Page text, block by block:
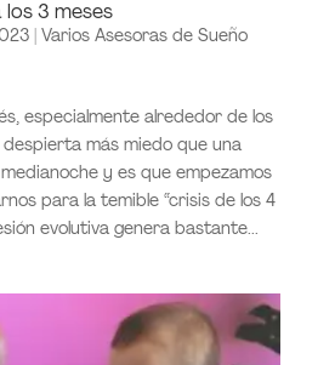
los 3 meses
| Varios Asesoras de Sueño
especialmente alrededor de los
más miedo que una
y es que empezamos
para la temible “crisis de los 4
evolutiva genera bastante...